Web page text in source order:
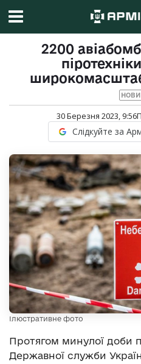
2200
30 Березня 2023, 9:56
Слідкуйте за
Ілюстративне фото
Протягом минулої доби
Державної служби